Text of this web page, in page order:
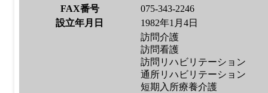
FAX番号
075-343-2246
設立年月日
1982年1月4日
訪問介護
訪問看護
訪問リハビリテーション
通所リハビリテーション
短期入所療養介護